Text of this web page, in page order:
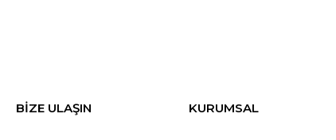
BİZE ULAŞIN KURUMSAL